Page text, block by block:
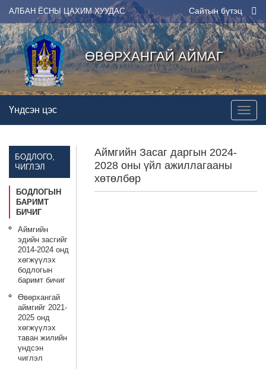
АЛБАН ЁСНЫ ЦАХИМ ХУУДАС Сайтын бүтэц
ӨВӨРХАНГАЙ АЙМАГ
Үндсэн цэс
БОДЛОГО,
ЧИГЛЭЛ
БОДЛОГЫН
БАРИМТ
БИЧИГ
Аймгийн
эдийн засгийг
2014-2024 онд
хөгжүүлэх
бодлогын
баримт бичиг
Өвөрхангай
аймгийг 2021-
2025 онд
хөгжүүлэх
таван жилийн
үндсэн
чиглэл
Аймгийн Засаг даргын 2024-
2028 оны үйл ажиллагааны
хөтөлбөр